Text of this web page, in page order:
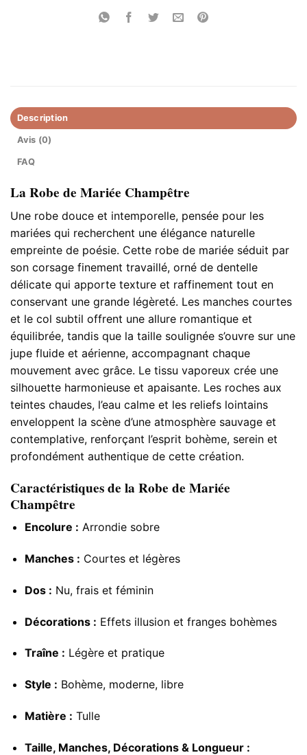
Description
Avis (0)
FAQ
La Robe de Mariée Champêtre
Une robe douce et intemporelle, pensée pour les
mariées qui recherchent une élégance naturelle
empreinte de poésie. Cette robe de mariée séduit par
son corsage finement travaillé, orné de dentelle
délicate qui apporte texture et raffinement tout en
conservant une grande légèreté. Les manches courtes
et le col subtil offrent une allure romantique et
équilibrée, tandis que la taille soulignée s’ouvre sur une
jupe fluide et aérienne, accompagnant chaque
mouvement avec grâce. Le tissu vaporeux crée une
silhouette harmonieuse et apaisante. Les roches aux
teintes chaudes, l’eau calme et les reliefs lointains
enveloppent la scène d’une atmosphère sauvage et
contemplative, renforçant l’esprit bohème, serein et
profondément authentique de cette création.
Caractéristiques de la Robe de Mariée
Champêtre
Encolure : Arrondie sobre
Manches : Courtes et légères
Dos : Nu, frais et féminin
Décorations : Effets illusion et franges bohèmes
Traîne : Légère et pratique
Style : Bohème, moderne, libre
Matière : Tulle
Taille, Manches, Décorations & Longueur :